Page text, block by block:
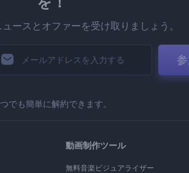
ースとオファーを受け取りましょう。
でも簡単に解約できます。
動画制作ツール
無料音楽ビジュアライザー